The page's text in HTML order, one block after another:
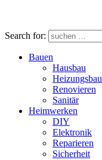
Search for:
Bauen
Hausbau
Heizungsbau
Renovieren
Sanitär
Heimwerken
DIY
Elektronik
Reparieren
Sicherheit